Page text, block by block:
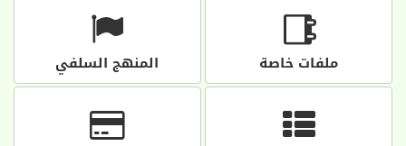
ملفات خاصة المنهج السلفي